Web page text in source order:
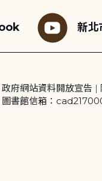
新
政府網站資料開放宣告 |
圖書館信箱：